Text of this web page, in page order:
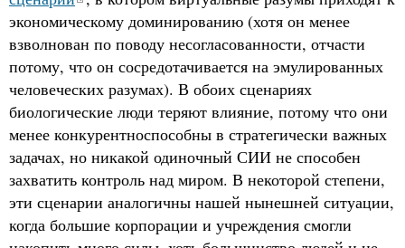
экономическому доминированию (хотя он менее
взволнован по поводу несогласованности, отчасти
потому, что он сосредотачивается на эмулированных
человеческих разумах). В обоих сценариях
биологические люди теряют влияние, потому что они
менее конкурентноспособны в стратегически важных
задачах, но никакой одиночный СИИ не способен
захватить контроль над миром. В некоторой степени,
эти сценарии аналогичны нашей нынешней ситуации,
когда большие корпорации и учреждения смогли